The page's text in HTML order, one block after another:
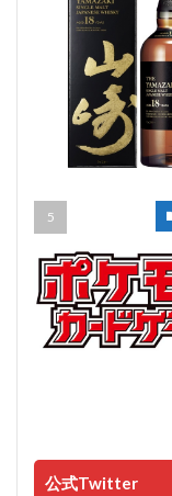
公式Twitter